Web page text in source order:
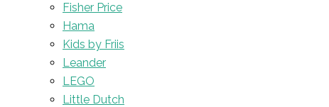
Fisher Price
Hama
Kids by Friis
Leander
LEGO
Little Dutch